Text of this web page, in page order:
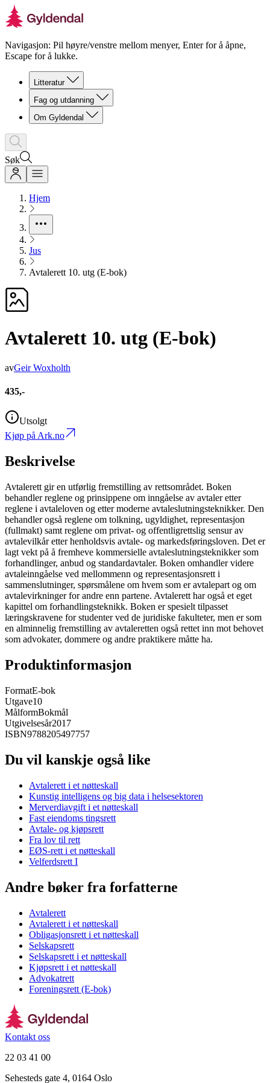
Navigasjon: Pil høyre/venstre mellom menyer, Enter for å åpne,
Escape for å lukke.
Litteratur
Fag og utdanning
Om Gyldendal
Søk
Hjem
Jus
Avtalerett 10. utg (E-bok)
Avtalerett 10. utg (E-bok)
avGeir Woxholth
435,-
Utsolgt
Kjøp på Ark.no
Beskrivelse
Avtalerett gir en utførlig fremstilling av rettsområdet. Boken
behandler reglene og prinsippene om inngåelse av avtaler etter
reglene i avtaleloven og etter moderne avtaleslutningsteknikker. Den
behandler også reglene om tolkning, ugyldighet, representasjon
(fullmakt) samt reglene om privat- og offentligrettslig sensur av
avtalevilkår etter henholdsvis avtale- og markedsføringsloven. Det er
lagt vekt på å fremheve kommersielle avtaleslutningsteknikker som
forhandlinger, anbud og standardavtaler. Boken omhandler videre
avtaleinngåelse ved mellommenn og representasjonsrett i
sammenslutninger, spørsmålene om hvem som er avtalepart og om
avtalevirkninger for andre enn partene. Avtalerett har også et eget
kapittel om forhandlingsteknikk. Boken er spesielt tilpasset
læringskravene for studenter ved de juridiske fakulteter, men er som
en alminnelig fremstilling av avtaleretten også rettet inn mot behovet
som advokater, dommere og andre praktikere måtte ha.
Produktinformasjon
FormatE-bok
Utgave10
MålformBokmål
Utgivelsesår2017
ISBN9788205497757
Du vil kanskje også like
Avtalerett i et nøtteskall
Kunstig intelligens og big data i helsesektoren
Merverdiavgift i et nøtteskall
Fast eiendoms tingsrett
Avtale- og kjøpsrett
Fra lov til rett
EØS-rett i et nøtteskall
Velferdsrett I
Andre bøker fra forfatterne
Avtalerett
Avtalerett i et nøtteskall
Obligasjonsrett i et nøtteskall
Selskapsrett
Selskapsrett i et nøtteskall
Kjøpsrett i et nøtteskall
Advokatrett
Foreningsrett (E-bok)
Kontakt oss
22 03 41 00
Sehesteds gate 4, 0164 Oslo